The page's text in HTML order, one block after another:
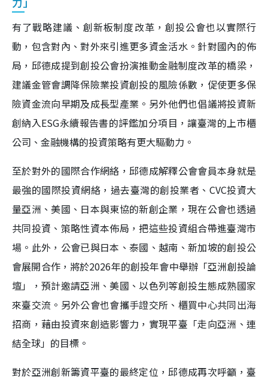
有了戰略建議、創新板制度改革，創投公會也以實際行
動，包含對內、對外來引進更多資金活水。針對國內的佈
局，邱德成提到創投公會扮演推動金融制度改革的橋梁，
建議金管會調降保險業投資創投的風險係數，促使更多保
險資金流向早期及成長型產業。另外他們也倡議將投資新
創納入ESG永續報告書的評鑑加分項目，讓臺灣的上市櫃
公司、金融機構的投資策略有更大驅動力。
至於對外的國際合作網絡，邱德成解釋公會會員本身就是
最強的國際投資網絡，過去臺灣的創投業者、CVC投資大
量亞洲、美國、日本與東協的新創企業，現在公會也透過
共同投資、策略性資本佈局，把這些投資組合帶進臺灣市
場。此外，公會已與日本、泰國、越南、新加坡的創投公
會展開合作，將於2026年的創投年會中舉辦「亞洲創投論
壇」，預計邀請亞洲、美國、以色列等創投生態成熟國家
來臺交流。另外公會也會攜手證交所、櫃買中心共同出海
招商，藉由投資來創造影響力，實現平臺「走向亞洲、連
結全球」的目標。
對於亞洲創新籌資平臺的最終定位，邱德成再次呼籲，臺